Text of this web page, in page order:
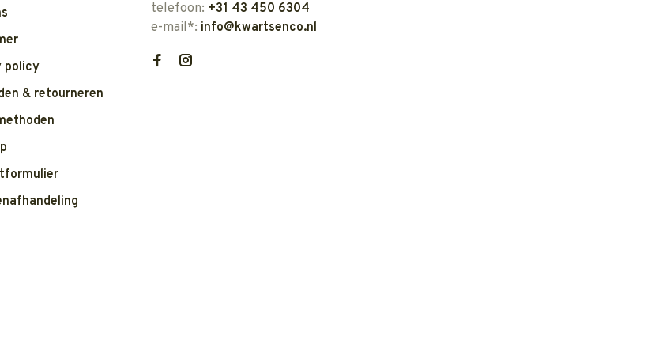
policy
& retourneren
telefoon: +31 43 450 6304
e-mail*: info@kwartsenco.nl